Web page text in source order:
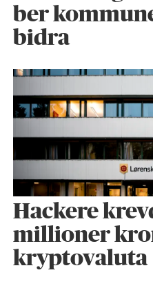
ber
bidra
Hackere
millioner
kryptovaluta